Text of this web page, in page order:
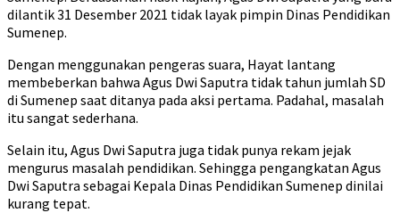
dilantik 31 Desember 2021 tidak layak pimpin Dinas Pendidikan
Sumenep.
Dengan menggunakan pengeras suara, Hayat lantang
membeberkan bahwa Agus Dwi Saputra tidak tahun jumlah SD
di Sumenep saat ditanya pada aksi pertama. Padahal, masalah
itu sangat sederhana.
Selain itu, Agus Dwi Saputra juga tidak punya rekam jejak
mengurus masalah pendidikan. Sehingga pengangkatan Agus
Dwi Saputra sebagai Kepala Dinas Pendidikan Sumenep dinilai
kurang tepat.